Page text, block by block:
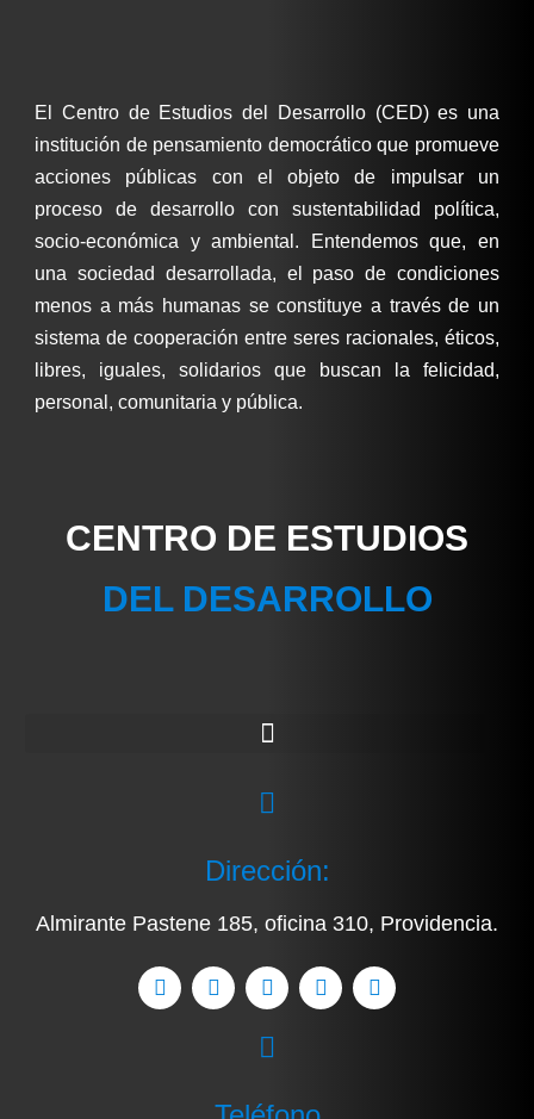
El Centro de Estudios del Desarrollo (CED) es una
institución de pensamiento democrático que promueve
acciones públicas con el objeto de impulsar un
proceso de desarrollo con sustentabilidad política,
socio-económica y ambiental. Entendemos que, en
una sociedad desarrollada, el paso de condiciones
menos a más humanas se constituye a través de un
sistema de cooperación entre seres racionales, éticos,
libres, iguales, solidarios que buscan la felicidad,
personal, comunitaria y pública.
CENTRO DE ESTUDIOS
DEL DESARROLLO
Dirección:
Almirante Pastene 185, oficina 310, Providencia.